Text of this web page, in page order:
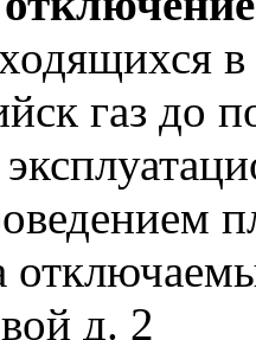
газ до
д. 2